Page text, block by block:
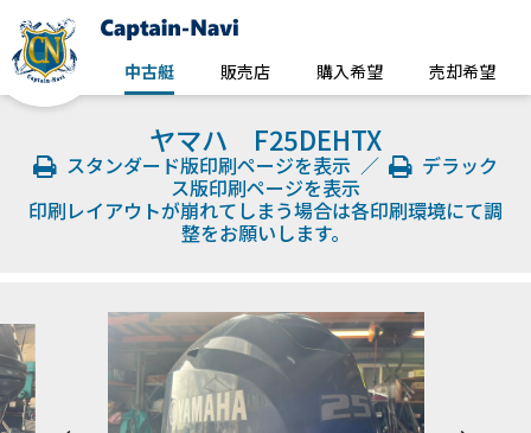
中古艇 販売店 購入希望 売却希望
ヤマハ F25DEHTX
スタンダード版印刷ページを表示 ／
デラック
ス版印刷ページを表示
印刷レイアウトが崩れてしまう場合は各印刷環境にて調
整をお願いします。